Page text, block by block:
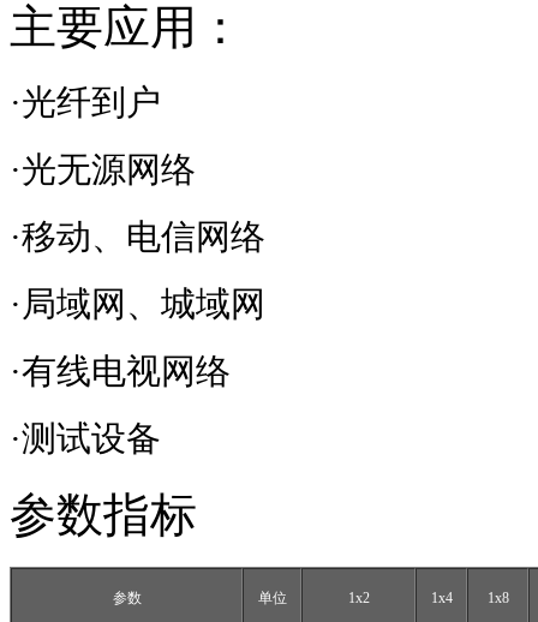
主要应用：
·光纤到户
·光无源网络
·移动、电信网络
·局域网、城域网
·有线电视网络
·测试设备
参数指标
参数 单位 1x2 1x4 1x8